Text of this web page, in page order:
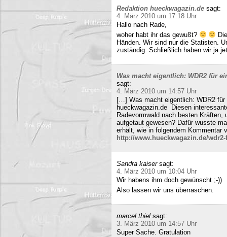
Redaktion hueckwagazin.de sagt:
4. März 2010 um 17:18 Uhr
Hallo nach Rade,
woher habt ihr das gewußt?
Händen. Wir sind nur die Statisten.
zuständig. Schließlich haben wir ja
Was macht eigentlich: WDR2 für
sagt:
4. März 2010 um 14:57 Uhr
[…] Was macht eigentlich: WDR2
hueckwagazin.de Diesen
Radevormwald nach besten
aufgetaut gewesen? Dafür wusste
erhält, wie in folgendem Kommentar
http://www.hueckwagazin.de/
Sandra kaiser sagt:
4. März 2010 um 10:04 Uhr
Wir habens ihm doch gewünscht ;-))
Also lassen wir uns überraschen.
marcel thiel sagt:
3. März 2010 um 14:57 Uhr
Super Sache. Gratulation